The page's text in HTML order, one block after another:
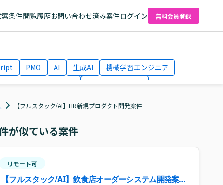
条件閲覧履歴お問い合わせ済み案件ログイン 無料会員登録
PMO AI 生成AI
機械学習エンジニア
【フルスタック/AI】HR新規プロダクト開発案件
が似ている案件
リモート可
【フルスタック/AI】飲食店オーダーシステム開発案